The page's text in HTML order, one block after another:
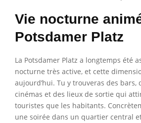
Vie nocturne
Potsdamer Platz
La Potsdamer Platz a longtemps été
nocturne très active, et cette
aujourd’hui. Tu y trouveras des bars,
cinémas et des lieux de sortie qui
touristes que les habitants.
une soirée dans un quartier central